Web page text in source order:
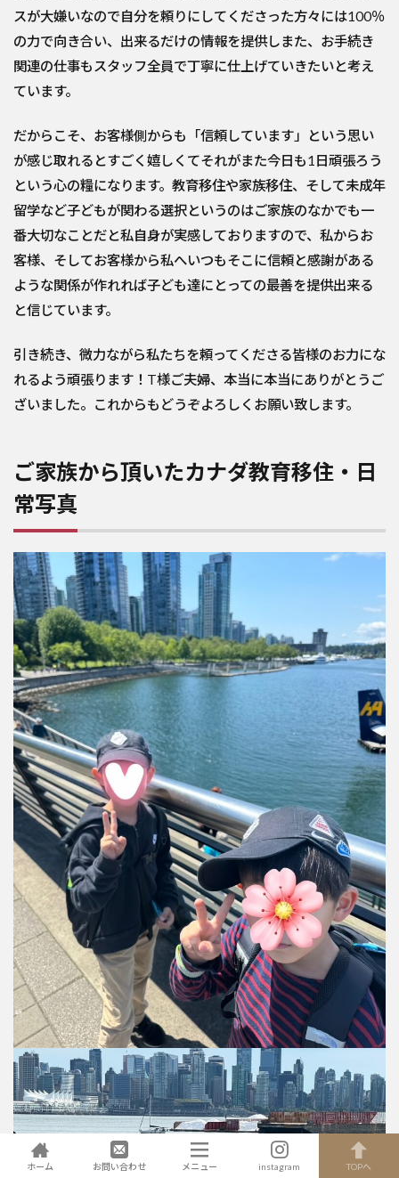
スが大嫌いなので自分を頼りにしてくださった方々には100％
の力で向き合い、出来るだけの情報を提供しまた、お手続き
関連の仕事もスタッフ全員で丁寧に仕上げていきたいと考え
ています。
だからこそ、お客様側からも「信頼しています」という思い
が感じ取れるとすごく嬉しくてそれがまた今日も1日頑張ろう
という心の糧になります。教育移住や家族移住、そして未成年
留学など子どもが関わる選択というのはご家族のなかでも一
番大切なことだと私自身が実感しておりますので、私からお
客様、そしてお客様から私へいつもそこに信頼と感謝がある
ような関係が作れれば子ども達にとっての最善を提供出来る
と信じています。
引き続き、微力ながら私たちを頼ってくださる皆様のお力にな
れるよう頑張ります！T様ご夫婦、本当に本当にありがとうご
ざいました。これからもどうぞよろしくお願い致します。
ご家族から頂いたカナダ教育移住・日
常写真
ホーム お問い合わせ メニュー instagram TOPへ